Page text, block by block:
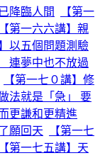
降臨人間
【第一
【第一六六講】親
以五個問題測驗
連夢中也不放過
【第一七０講】修
法就是「急」 要
更謙和更精進
願回天
【第一七
【第一七五講】天